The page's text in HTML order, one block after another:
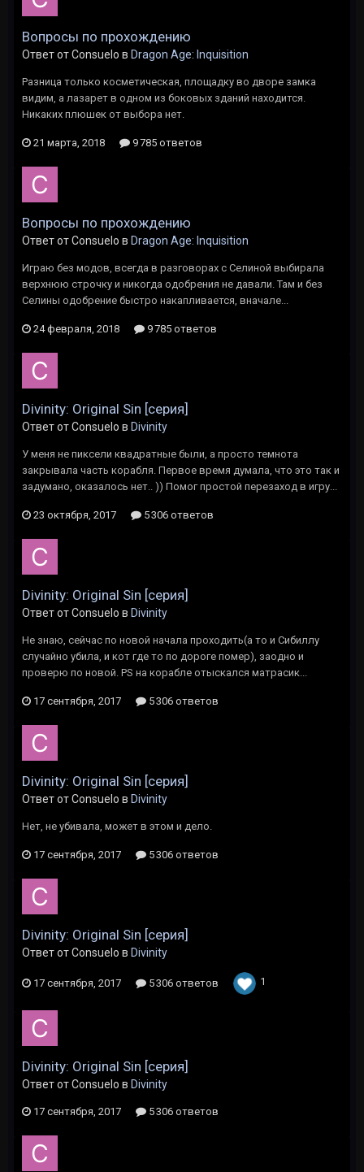
Вопросы по прохождению
Ответ от Consuelo в Dragon Age: Inquisition
Разница только косметическая, площадку во дворе замка
видим, а лазарет в одном из боковых зданий находится.
Никаких плюшек от выбора нет.
21 марта, 2018 9 785 ответов
Вопросы по прохождению
Ответ от Consuelo в Dragon Age: Inquisition
Играю без модов, всегда в разговорах с Селиной выбирала
верхнюю строчку и никогда одобрения не давали. Там и без
Селины одобрение быстро накапливается, вначале...
24 февраля, 2018 9 785 ответов
Divinity: Original Sin [серия]
Ответ от Consuelo в Divinity
У меня не пиксели квадратные были, а просто темнота
закрывала часть корабля. Первое время думала, что это так и
задумано, оказалось нет.. )) Помог простой перезаход в игру...
23 октября, 2017 5 306 ответов
Divinity: Original Sin [серия]
Ответ от Consuelo в Divinity
Не знаю, сейчас по новой начала проходить(а то и Сибиллу
случайно убила, и кот где то по дороге помер), заодно и
проверю по новой. PS на корабле отыскался матрасик...
17 сентября, 2017 5 306 ответов
Divinity: Original Sin [серия]
Ответ от Consuelo в Divinity
Нет, не убивала, может в этом и дело.
17 сентября, 2017 5 306 ответов
Divinity: Original Sin [серия]
Ответ от Consuelo в Divinity
17 сентября, 2017 5 306 ответов 1
Divinity: Original Sin [серия]
Ответ от Consuelo в Divinity
17 сентября, 2017 5 306 ответов